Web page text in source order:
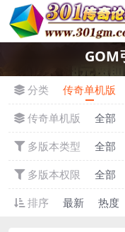
GOM
分类
传奇单机版
传奇单机版
全部
多版本类型
全部
多版本权限
全部
排序
最新 热度